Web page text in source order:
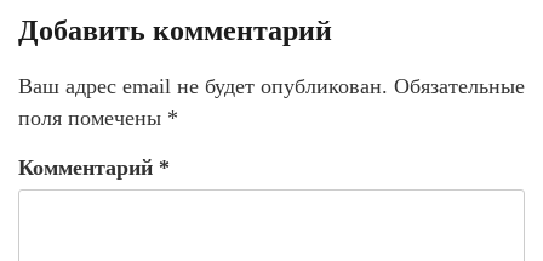
Добавить комментарий
Ваш адрес email не будет опубликован. Обязательные
поля помечены *
Комментарий *